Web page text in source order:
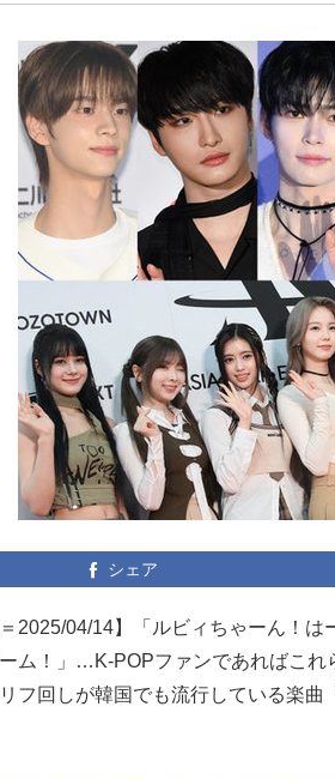
シェア
＝2025/04/14】「ルビィちゃーん！
ム！」…K-POPファンであればこ
フ回しが韓国でも流行している楽